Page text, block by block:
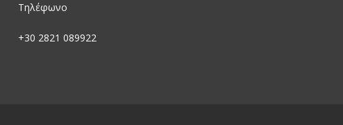
Τηλέφωνο
+30 2821 089922